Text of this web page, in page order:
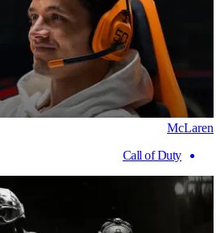
McLaren
Call of Duty